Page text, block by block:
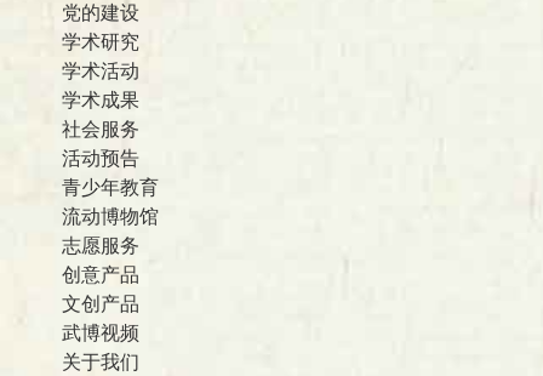
党的建设
学术研究
学术活动
学术成果
社会服务
活动预告
青少年教育
流动博物馆
志愿服务
创意产品
文创产品
武博视频
关于我们